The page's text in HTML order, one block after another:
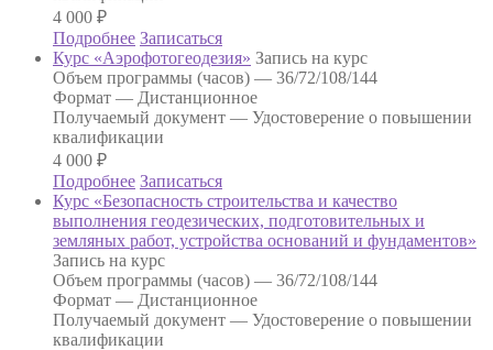
4 000 ₽
Подробнее Записаться
Курс «Аэрофотогеодезия» Запись на курс
Объем программы (часов) — 36/72/108/144
Формат — Дистанционное
Получаемый документ — Удостоверение о повышении
квалификации
4 000 ₽
Подробнее Записаться
Курс «Безопасность строительства и качество
выполнения геодезических, подготовительных и
земляных работ, устройства оснований и фундаментов»
Запись на курс
Объем программы (часов) — 36/72/108/144
Формат — Дистанционное
Получаемый документ — Удостоверение о повышении
квалификации